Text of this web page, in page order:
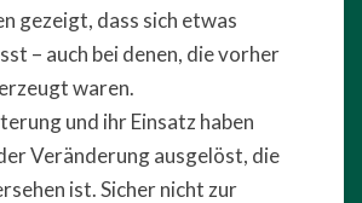
gezeigt, dass sich etwas
– auch bei denen, die vorher
waren.
und ihr Einsatz haben
Veränderung ausgelöst, die
ist. Sicher nicht zur